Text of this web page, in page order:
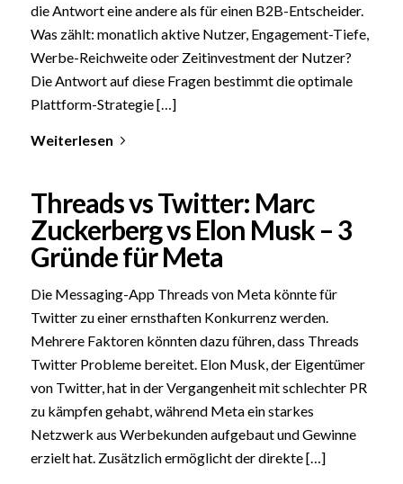
die Antwort eine andere als für einen B2B-Entscheider.
Was zählt: monatlich aktive Nutzer, Engagement-Tiefe,
Werbe-Reichweite oder Zeitinvestment der Nutzer?
Die Antwort auf diese Fragen bestimmt die optimale
Plattform-Strategie […]
Weiterlesen
Threads vs Twitter: Marc
Zuckerberg vs Elon Musk – 3
Gründe für Meta
Die Messaging-App Threads von Meta könnte für
Twitter zu einer ernsthaften Konkurrenz werden.
Mehrere Faktoren könnten dazu führen, dass Threads
Twitter Probleme bereitet. Elon Musk, der Eigentümer
von Twitter, hat in der Vergangenheit mit schlechter PR
zu kämpfen gehabt, während Meta ein starkes
Netzwerk aus Werbekunden aufgebaut und Gewinne
erzielt hat. Zusätzlich ermöglicht der direkte […]